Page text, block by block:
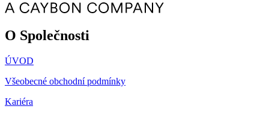
O Společnosti
ÚVOD
Všeobecné obchodní podmínky
Kariéra